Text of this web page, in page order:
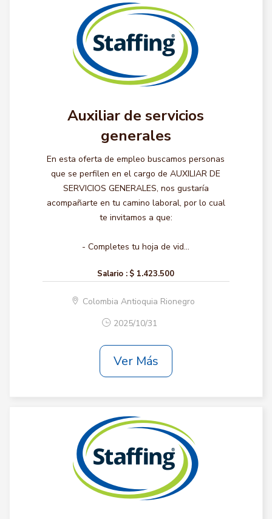
Auxiliar de servicios
generales
En esta oferta de empleo buscamos personas
que se perfilen en el cargo de AUXILIAR DE
SERVICIOS GENERALES, nos gustaría
acompañarte en tu camino laboral, por lo cual
te invitamos a que:
- Completes tu hoja de vid...
Salario : $ 1.423.500
Colombia Antioquia Rionegro
2025/10/31
Ver Más